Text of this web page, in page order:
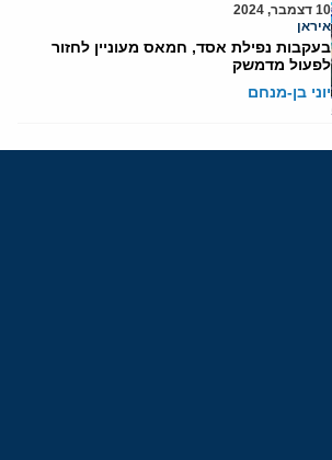
10 דצמבר, 2024
איראן
בעקבות נפילת אסד, חמאס מעוניין לחזור
לפעול מדמשק
יוני בן-מנחם